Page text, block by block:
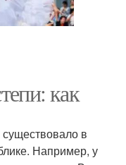
как
в
Например, у